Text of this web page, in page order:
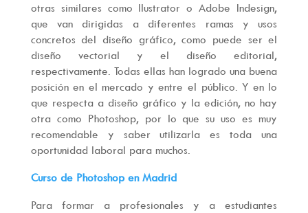
otras similares como Ilustrator o Adobe Indesign,
que van dirigidas a diferentes ramas y usos
concretos del diseño gráfico, como puede ser el
diseño vectorial y el diseño editorial,
respectivamente. Todas ellas han logrado una buena
posición en el mercado y entre el público. Y en lo
que respecta a diseño gráfico y la edición, no hay
otra como Photoshop, por lo que su uso es muy
recomendable y saber utilizarla es toda una
oportunidad laboral para muchos.
Curso de Photoshop en Madrid
Para formar a profesionales y a estudiantes